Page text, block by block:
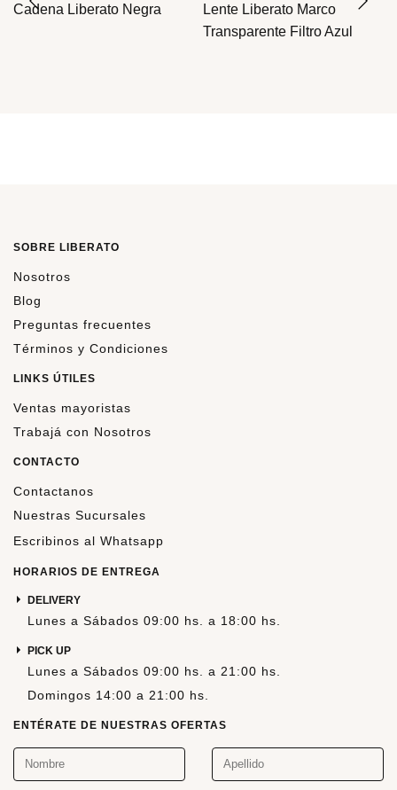
Cadena Liberato Negra
Lente Liberato Marco
Transparente Filtro Azul
SOBRE LIBERATO
Nosotros
Blog
Preguntas frecuentes
Términos y Condiciones
LINKS ÚTILES
Ventas mayoristas
Trabajá con Nosotros
CONTACTO
Contactanos
Nuestras Sucursales
Escribinos al Whatsapp
HORARIOS DE ENTREGA
DELIVERY
Lunes a Sábados 09:00 hs. a 18:00 hs.
PICK UP
Lunes a Sábados 09:00 hs. a 21:00 hs.
Domingos 14:00 a 21:00 hs.
ENTÉRATE DE NUESTRAS OFERTAS